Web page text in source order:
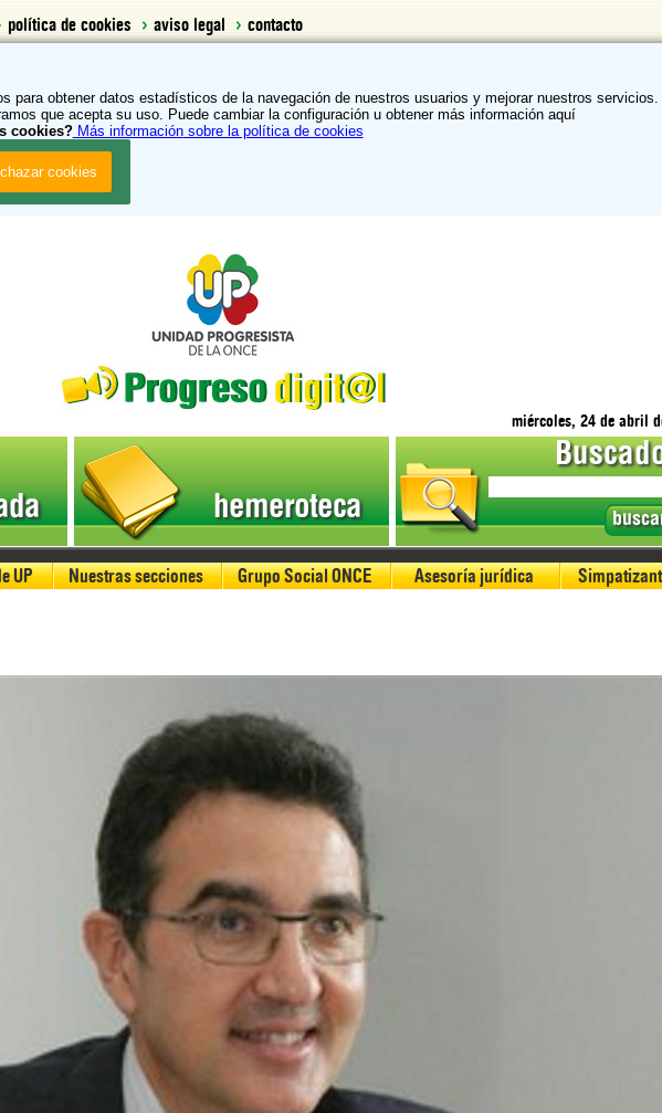
para obtener datos estadísticos de la navegación de nuestros usuarios y mejorar nuestros servicios.
que acepta su uso. Puede cambiar la configuración u obtener más información aquí
cookies?Más informaciónsobre la política de cookies
política de cookies aviso legal contacto
miércoles, 24 de abril
hemeroteca
UP Nuestras secciones Grupo Social ONCE Asesoría jurídica